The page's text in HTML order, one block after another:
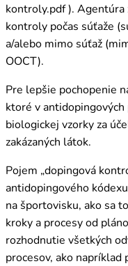
kontroly.pdf ). Agentúra
kontroly počas súťaže
a/alebo mimo súťaž
OOCT).
Pre lepšie pochopenie
ktoré v
biologickej vzorky za
zakázaných látok.
Pojem „dopingová
antidopingového
na športovisku, ako sa
kroky a procesy od
rozhodnutie všetkých
procesov, ako